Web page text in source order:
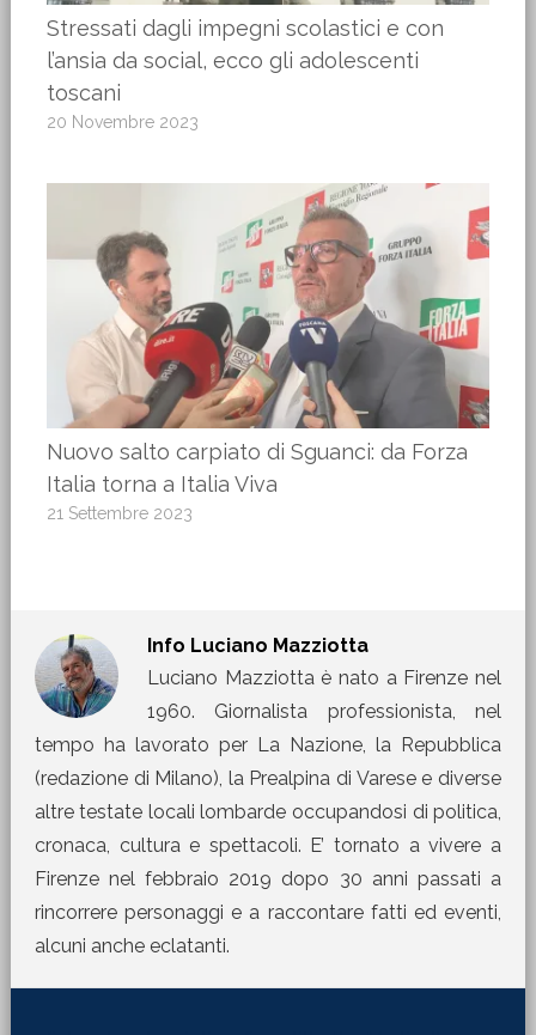
Stressati dagli impegni scolastici e con
l’ansia da social, ecco gli adolescenti
toscani
20 Novembre 2023
Nuovo salto carpiato di Sguanci: da Forza
Italia torna a Italia Viva
21 Settembre 2023
Info Luciano Mazziotta
Luciano Mazziotta è nato a Firenze nel
1960. Giornalista professionista, nel
tempo ha lavorato per La Nazione, la Repubblica
(redazione di Milano), la Prealpina di Varese e diverse
altre testate locali lombarde occupandosi di politica,
cronaca, cultura e spettacoli. E’ tornato a vivere a
Firenze nel febbraio 2019 dopo 30 anni passati a
rincorrere personaggi e a raccontare fatti ed eventi,
alcuni anche eclatanti.